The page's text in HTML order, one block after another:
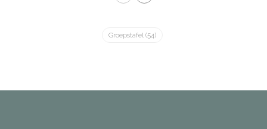
Groepstafel (54)